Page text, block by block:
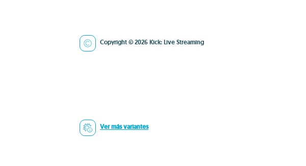
Copyright © 2026 Kick: Live Streaming
Ver más variantes